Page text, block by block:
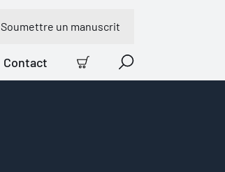
Soumettre un manuscrit
Contact
Panier Recherche